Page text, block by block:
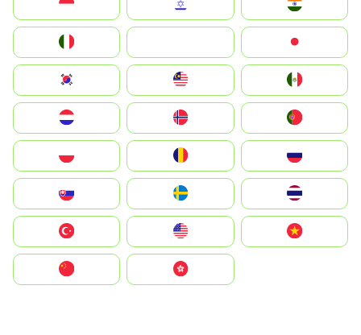
South Korea
United States
中國香港特別行政區